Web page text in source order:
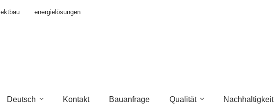
energielösungen
Deutsch Kontakt Bauanfrage Qualität Nachhaltigkeit